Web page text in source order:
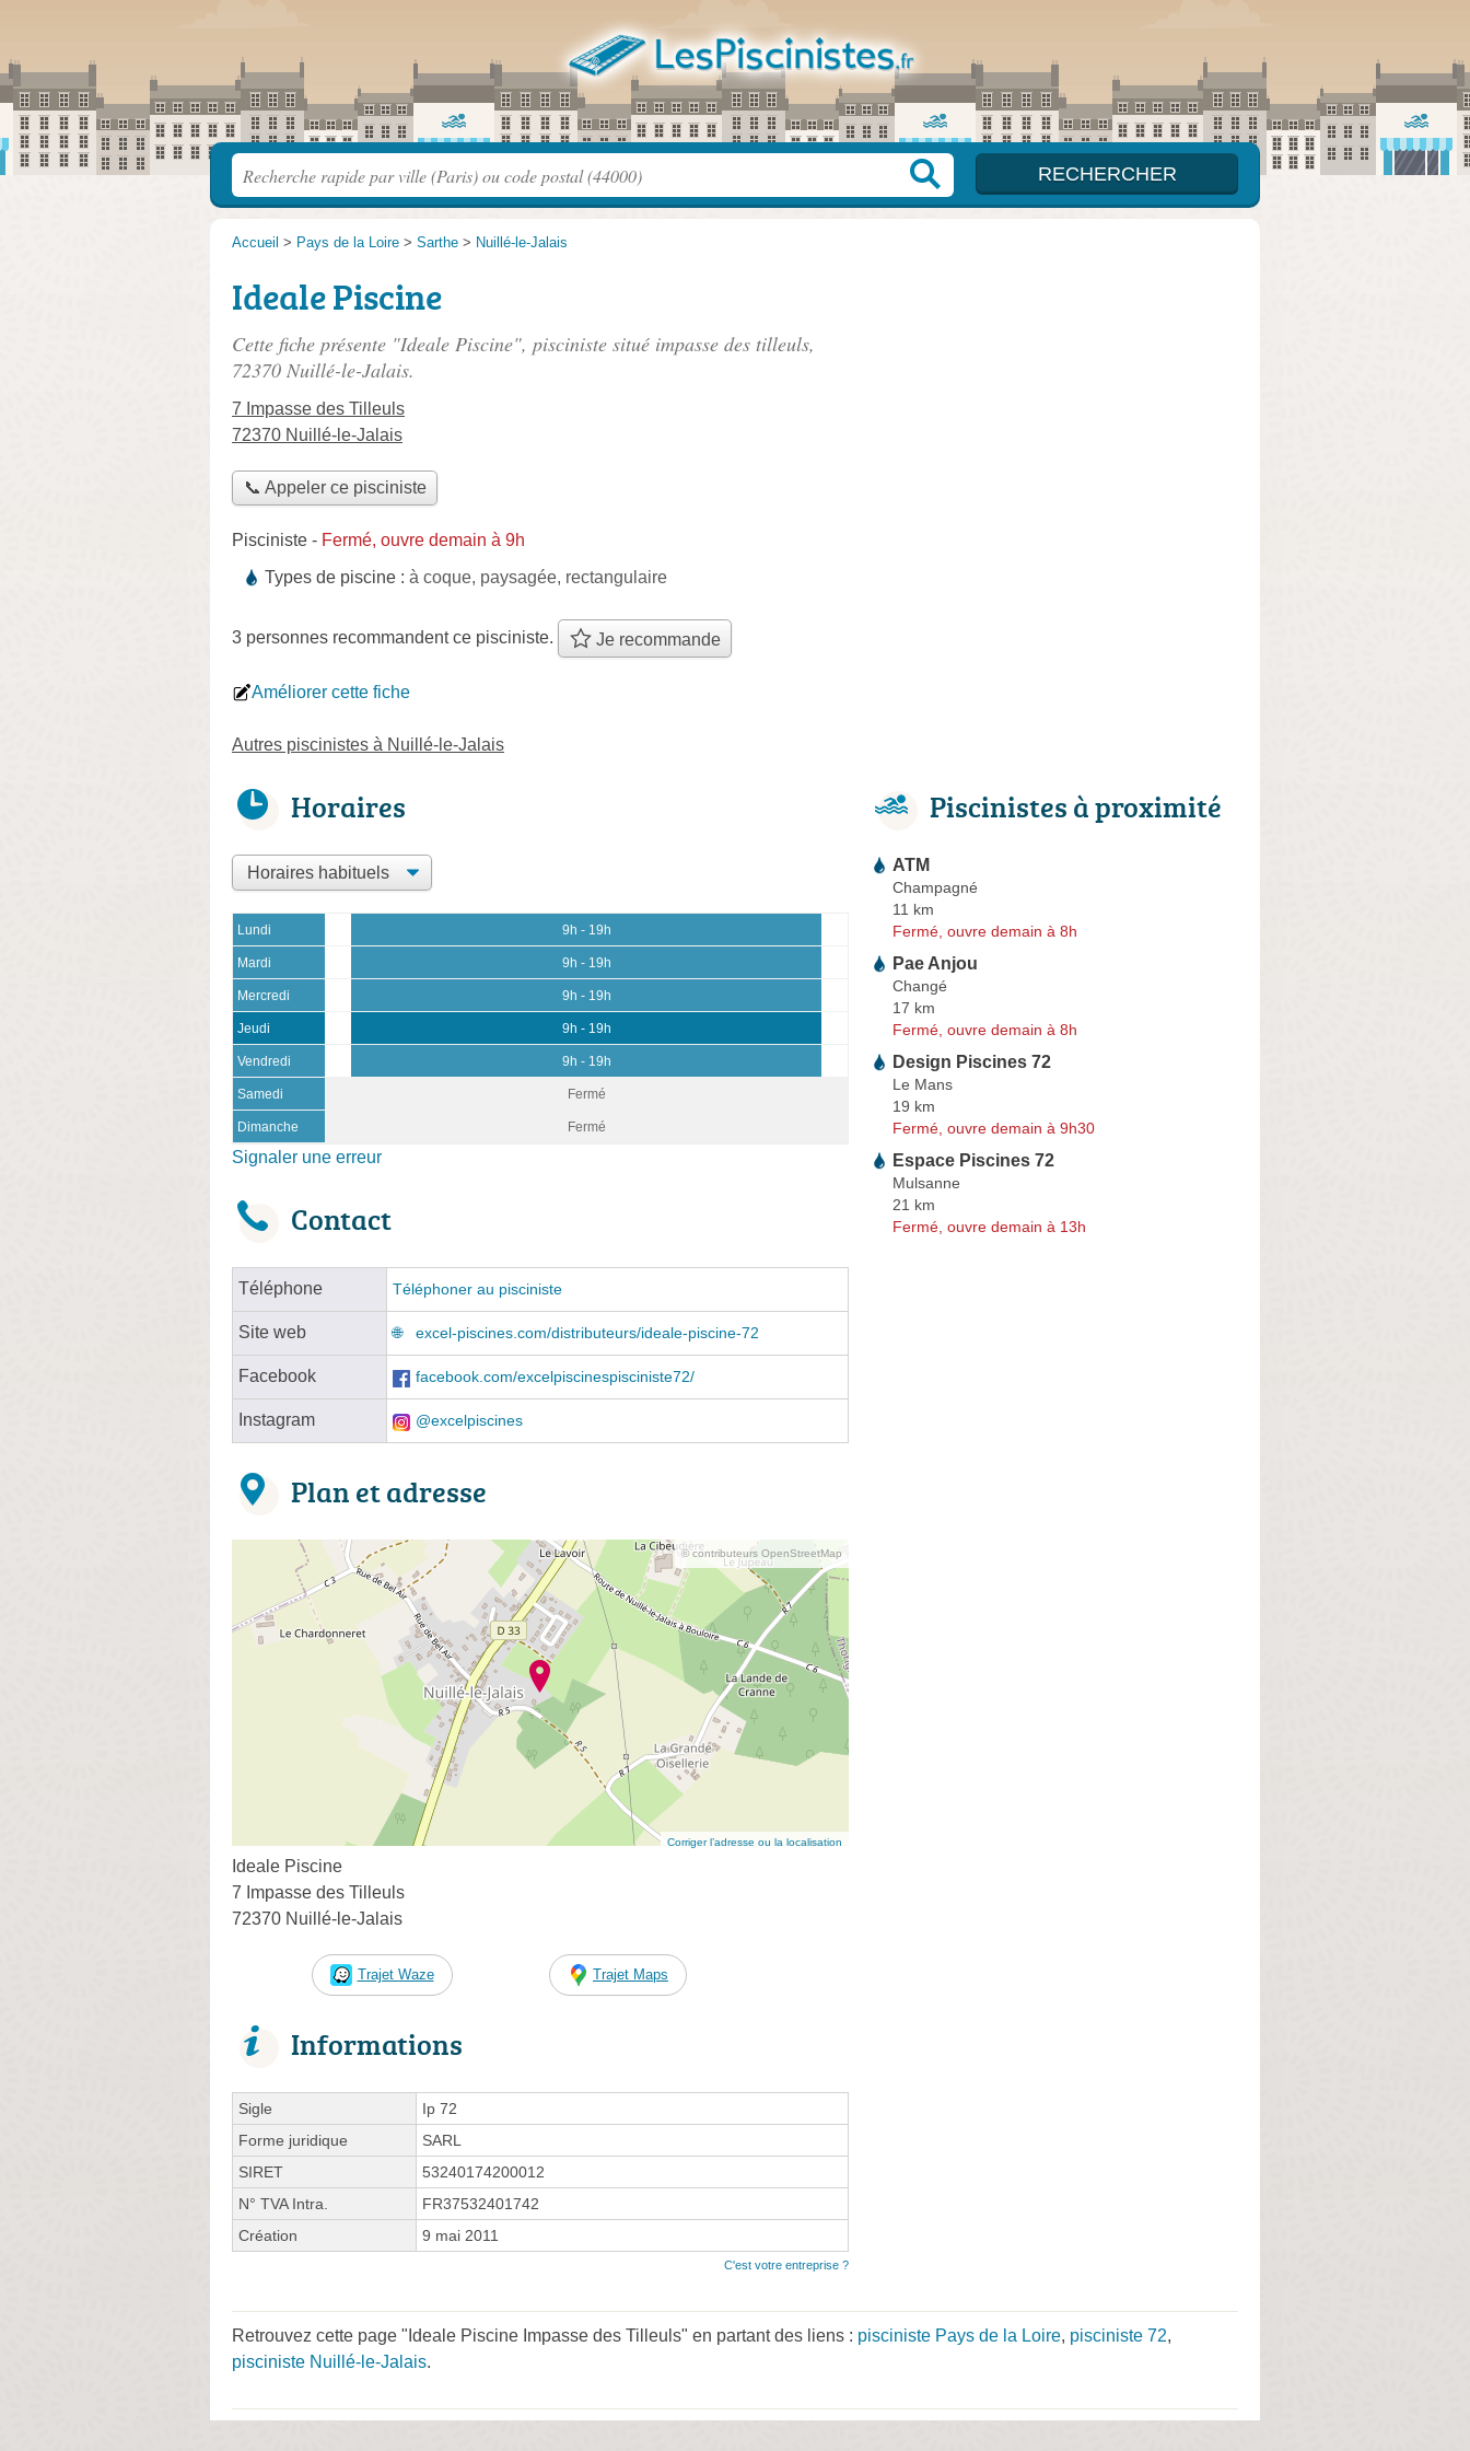
Accueil > Pays de la Loire > Sarthe > Nuillé-le-Jalais
Ideale Piscine
Cette fiche présente "Ideale Piscine", pisciniste situé impasse des tilleuls,
72370 Nuillé-le-Jalais.
7 Impasse des Tilleuls
72370 Nuillé-le-Jalais
📞 Appeler ce pisciniste
Pisciniste - Fermé, ouvre demain à 9h
Types de piscine : à coque, paysagée, rectangulaire
3 personnes recommandentce pisciniste. Je recommande
Améliorer cette fiche
Autres piscinistes à Nuillé-le-Jalais
Horaires
Lundi 9h - 19h
Mardi 9h - 19h
Mercredi 9h - 19h
Jeudi 9h - 19h
Vendredi 9h - 19h
Samedi Fermé
Dimanche Fermé
Signaler une erreur
Contact
Téléphone Téléphoner au pisciniste
Site web excel-piscines.com/distributeurs/ideale-piscine-72
Facebook facebook.com/excelpiscinespisciniste72/
Instagram @excelpiscines
Plan et adresse
© contributeurs OpenStreetMap
Corriger l’adresse ou la localisation
Ideale Piscine
7 Impasse des Tilleuls
72370 Nuillé-le-Jalais
Trajet Waze Trajet Maps
Informations
Sigle
Ip 72
Forme juridique
SARL
SIRET
53240174200012
N° TVA Intra.
FR37532401742
Création
9 mai 2011
C'est votre entreprise ?
Piscinistes à proximité
ATM
Champagné
11 km
Fermé, ouvre demain à 8h
Pae Anjou
Changé
17 km
Fermé, ouvre demain à 8h
Design Piscines 72
Le Mans
19 km
Fermé, ouvre demain à 9h30
Espace Piscines 72
Mulsanne
21 km
Fermé, ouvre demain à 13h
Retrouvez cette page "Ideale Piscine Impasse des Tilleuls" en partant des liens : pisciniste Pays de la Loire, pisciniste 72,
pisciniste Nuillé-le-Jalais.